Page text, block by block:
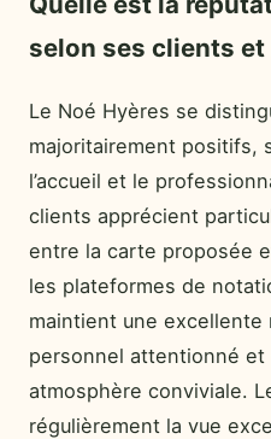
selon ses clients
Le Noé Hyères se
majoritairement positifs,
l’accueil et le
clients apprécient
entre la carte proposée
les plateformes de
maintient une excellente
personnel attentionné et
atmosphère conviviale.
régulièrement la vue